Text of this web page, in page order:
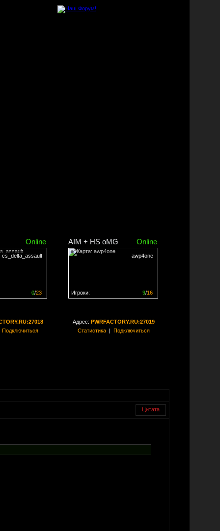
Online
cs_delta_assault
0/23
AIM + HS oMG Online
awp4one
9/16
Игроки:
Подключиться
Адрес: PWRFACTORY.RU:27019
Статистика| Подключиться
Цитата